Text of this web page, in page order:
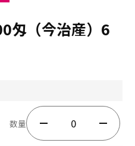
匁（今治産）6
数量